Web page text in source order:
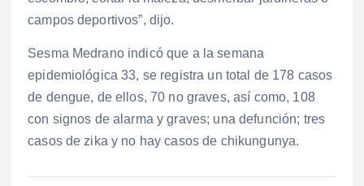
campos deportivos”, dijo.
Sesma Medrano indicó que a la semana
epidemiológica 33, se registra un total de 178 casos
de dengue, de ellos, 70 no graves, así como, 108
con signos de alarma y graves; una defunción; tres
casos de zika y no hay casos de chikungunya.